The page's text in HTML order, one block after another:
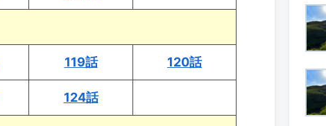
119話 120話
124話